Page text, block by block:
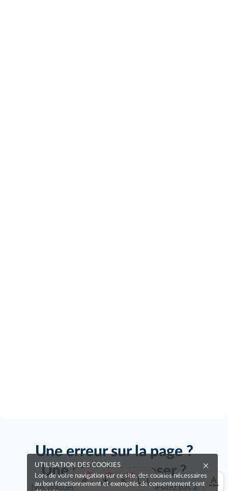
Une erreur sur la page ?
Une idée à proposer ?
Nos manuels sont collaboratifs, n'hésitez pas à
UTILISATION DES COOKIES
Lors de votre navigation sur ce site, des cookies nécessaires
au bon fonctionnement et exemptés de consentement sont